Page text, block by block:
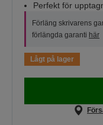
Perfekt för
Förläng skrivarens
förlängda garanti här
Lågt på lager